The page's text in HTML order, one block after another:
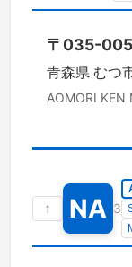
〒 035-
青森県 むつ
AOMORI KEN
↑ NA 3